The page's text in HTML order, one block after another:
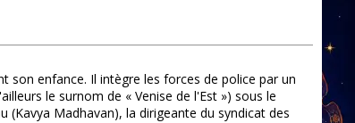
son enfance. Il intègre les forces de police par un
le surnom de « Venise de l'Est ») sous le
Madhavan), la dirigeante du syndicat des